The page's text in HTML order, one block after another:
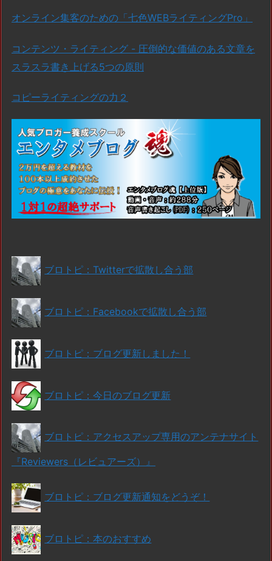
オンライン集客のための「七色WEBライティングPro」
コンテンツ・ライティング - 圧倒的な価値のある文章を
スラスラ書き上げる5つの原則
コピーライティングの力２
ブロトピ：Twitterで拡散し合う部
ブロトピ：Facebookで拡散し合う部
ブロトピ：ブログ更新しました！
ブロトピ：今日のブログ更新
ブロトピ：アクセスアップ専用のアンテナサイト
『Reviewers（レビュアーズ）』
ブロトピ：ブログ更新通知をどうぞ！
ブロトピ：本のおすすめ